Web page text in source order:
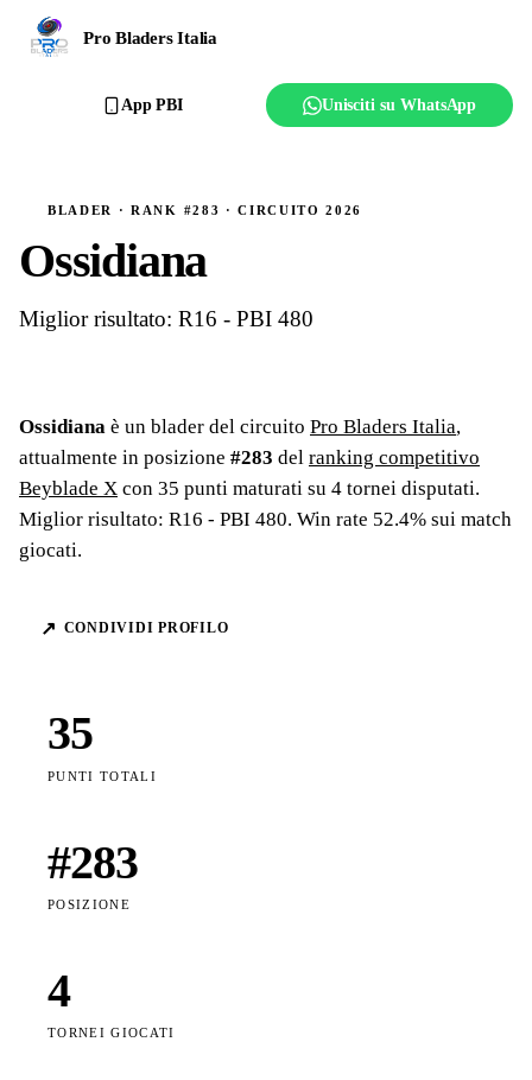
Pro Bladers Italia
Ranking
Regolamento
App PBI Unisciti su WhatsApp
BLADER · RANK #283 · CIRCUITO 2026
Ossidiana
Miglior risultato: R16 - PBI 480
Ossidiana è un blader del circuito Pro Bladers Italia,
attualmente in posizione #283 del ranking competitivo
Beyblade X con 35 punti maturati su 4 tornei disputati.
Miglior risultato: R16 - PBI 480. Win rate 52.4% sui match
giocati.
↗ CONDIVIDI PROFILO
35
PUNTI TOTALI
#283
POSIZIONE
4
TORNEI GIOCATI